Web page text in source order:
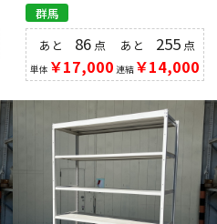
群馬
あと 86点
単体 ￥17,000
あと 255点
連結￥14,000